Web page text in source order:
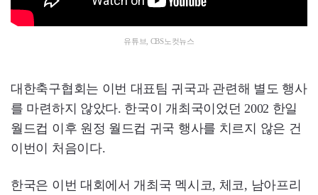
유튜브, CBS노컷뉴스
대한축구협회는 이번 대표팀 귀국과 관련해 별도 행사
를 마련하지 않았다. 한국이 개최국이었던 2002 한일
월드컵 이후 원정 월드컵 귀국 행사를 치르지 않은 건
이번이 처음이다.
한국은 이번 대회에서 개최국 멕시코, 체코, 남아프리